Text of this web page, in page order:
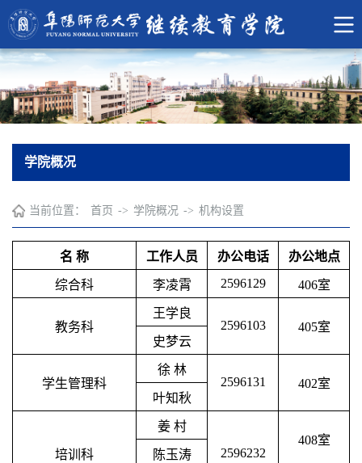
学院概况
当前位置： 首页 -> 学院概况 -> 机构设置
名 称 工作人员 办公电话 办公地点
综合科 李凌霄 2596129 406室
教务科
王学良
2596103
405室
史梦云
学生管理科
徐 林
2596131
402室
叶知秋
培训科
姜 村
2596232
408室
陈玉涛